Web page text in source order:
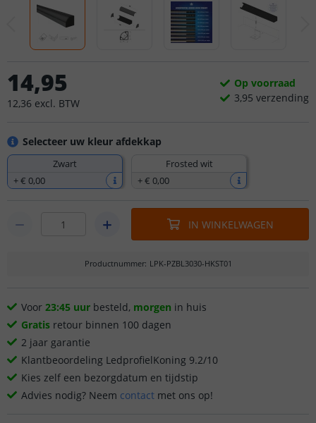
Selecteer uw kleur afdekkap
Zwart
+€ 0,00
Frosted wit
+€ 0,00
14,95
12,36 excl. BTW
Op voorraad
3,95 verzending
IN WINKELWAGEN
Productnummer: LPK-PZBL3030-HKST01
Voor 23:45 uur besteld, morgen in huis
Gratis retour binnen 100 dagen
2 jaar garantie
Klantbeoordeling LedprofielKoning 9.2/10
Kies zelf een bezorgdatum en tijdstip
Advies nodig? Neem contact met ons op!